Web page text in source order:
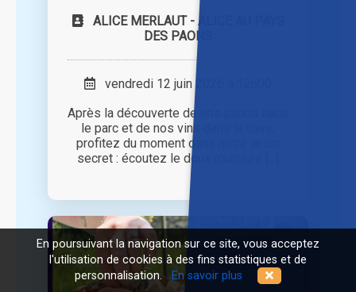
ALICE MERLAUT - ALICE AU PAYS
DES PAONS
vendredi 12 juin 2026 à 12h00
Après la découverte de nos paons dans
le parc et de nos vins dans la cave,
profitez du moment dans notre jardin
secret : écoutez le doux murmure [...]
En poursuivant la navigation sur ce site, vous acceptez
l'utilisation de cookies à des fins statistiques et de
personnalisation.En savoir plus